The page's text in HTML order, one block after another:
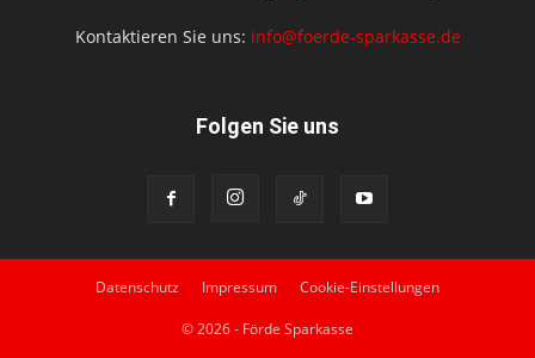
Kontaktieren Sie uns: info@foerde-sparkasse.de
Folgen Sie uns
Datenschutz Impressum Cookie-Einstellungen
© 2026 - Förde Sparkasse